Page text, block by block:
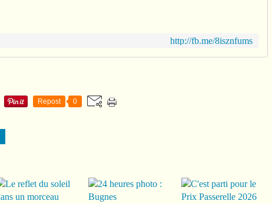
http://fb.me/8isznfums
Repost 0